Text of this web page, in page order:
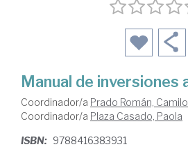
Manual de inversiones
Coordinador/a Prado Román, Camilo
Coordinador/a Plaza Casado, Paola
ISBN: 9788416383931